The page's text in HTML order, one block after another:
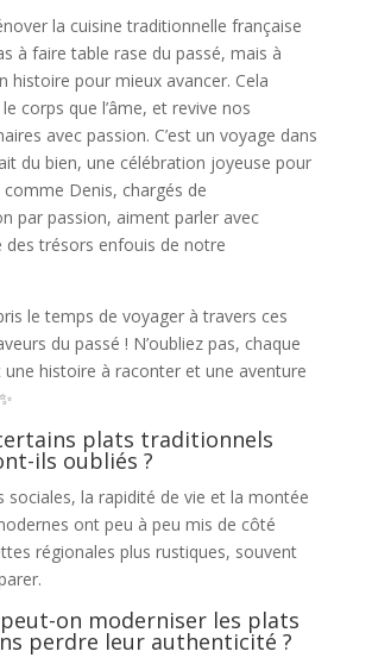
la cuisine traditionnelle française
à faire table rase du passé, mais à
histoire pour mieux avancer. Cela
corps que l’âme, et revive nos
avec passion. C’est un voyage dans
du bien, une célébration joyeuse pour
Denis, chargés de
par passion, aiment parler avec
des trésors enfouis de notre
le temps de voyager à travers ces
du passé ! N’oubliez pas, chaque
histoire à raconter et une aventure
plats traditionnels
ils oubliés ?
sociales, la rapidité de vie et la montée
ont peu à peu mis de côté
régionales plus rustiques, souvent
on moderniser les plats
perdre leur authenticité ?